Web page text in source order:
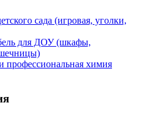
сада (игровая, уголки,
для ДОУ (шкафы,
профессиональная химия